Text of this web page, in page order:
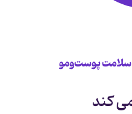
سلامت پوست‌ومو
کند